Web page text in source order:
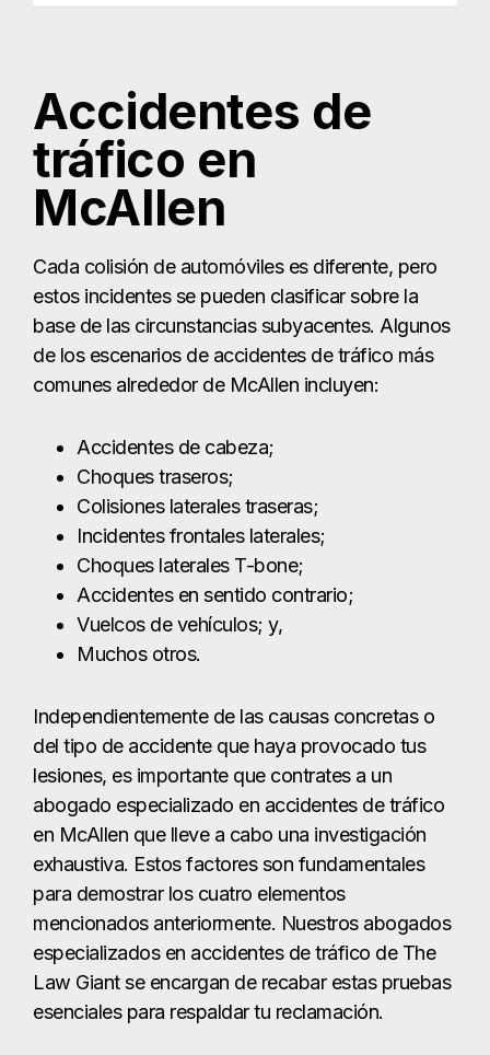
base de las circunstancias subyacentes. Algunos
de los escenarios de accidentes de tráfico más
comunes alrededor de McAllen incluyen:
Accidentes de cabeza;
Colisiones laterales traseras;
Incidentes frontales laterales;
Choques laterales T-bone;
Accidentes en sentido contrario;
Vuelcos de vehículos; y,
Independientemente de las causas concretas o
del tipo de accidente que haya provocado tus
lesiones, es importante que contrates a un
abogado especializado en accidentes de tráfico
en McAllen que lleve a cabo una investigación
exhaustiva. Estos factores son fundamentales
para demostrar los cuatro elementos
especializados en accidentes de tráfico de The
Law Giant se encargan de recabar estas pruebas
esenciales para respaldar tu reclamación.
Causas de accidentes
de tráfico en McAllen
Aunque la negligencia es una de las causas
principales de muchos accidentes de tráfico,
puede adoptar muchas formas. La clave es si el
automovilista responsable cumplió con el deber